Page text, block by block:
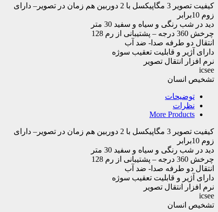
کیفیت تصویر 3 مگاپیکسل با 2 دوربین هم زمان در تصویر– دارای
زوم 10برابر
دید در شب رنگی و سیاه و سفید 30 متر
چرخش 360 درجه – پشتیبانی از رم 128
انتقال دو طرفه صدا- ضد آب
دارای آژیر و قابلیت تعقیب سوژه
نرم افزار انتقال تصویر
icsee
تشخیص انسان
توضیحات
نظرات
More Products
کیفیت تصویر 3 مگاپیکسل با 2 دوربین هم زمان در تصویر– دارای
زوم 10برابر
دید در شب رنگی و سیاه و سفید 30 متر
چرخش 360 درجه – پشتیبانی از رم 128
انتقال دو طرفه صدا- ضد آب
دارای آژیر و قابلیت تعقیب سوژه
نرم افزار انتقال تصویر
icsee
تشخیص انسان